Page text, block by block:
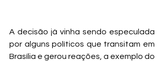
A decisão já vinha sendo especulada
por alguns políticos que transitam em
Brasília e gerou reações, a exemplo do